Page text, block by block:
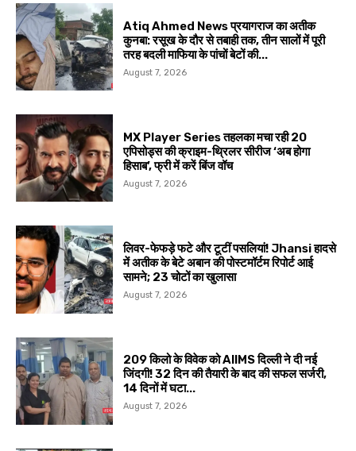
Atiq Ahmed News प्रयागराज का अतीक
कुनबा: रसूख के दौर से तबाही तक, तीन सालों में पूरी
तरह बदली माफिया के पांचों बेटों की...
August 7, 2026
MX Player Series तहलका मचा रही 20
एपिसोड्स की क्राइम-थ्रिलर सीरीज ‘अब होगा
हिसाब’, फ्री में करें बिंज वॉच
August 7, 2026
लिवर-फेफड़े फटे और टूटीं पसलियां! Jhansi हादसे
में अतीक के बेटे अबान की पोस्टमॉर्टम रिपोर्ट आई
सामने; 23 चोटों का खुलासा
August 7, 2026
209 किलो के विवेक को AIIMS दिल्ली ने दी नई
जिंदगी! 32 दिन की तैयारी के बाद की सफल सर्जरी,
14 दिनों में घटा...
August 7, 2026